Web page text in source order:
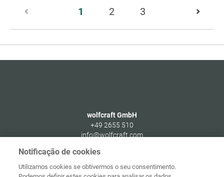
1 Página
1
2 3
wolfcraft GmbH
+49 2655 510
info@wolfcraft.com
Wolffstraße 1
Germany
Notificação de cookies
Utilizamos cookies se obtivermos o seu consentimento.